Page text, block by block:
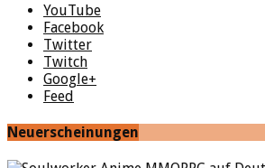
YouTube
Facebook
Twitter
Twitch
Google+
Feed
Neuerscheinungen